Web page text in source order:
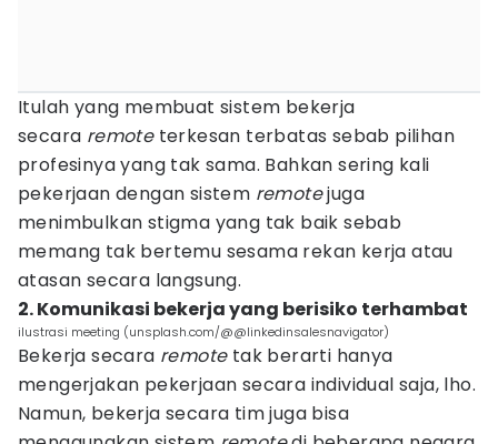
Itulah yang membuat sistem bekerja
secara remoteterkesan terbatas sebab pilihan
profesinya yang tak sama. Bahkan sering kali
pekerjaan dengan sistem remotejuga
menimbulkan stigma yang tak baik sebab
memang tak bertemu sesama rekan kerja atau
atasan secara langsung.
2. Komunikasi bekerja yang berisiko terhambat
ilustrasi meeting (unsplash.com/@@linkedinsalesnavigator)
Bekerja secara remote tak berarti hanya
mengerjakan pekerjaan secara individual saja, lho.
Namun, bekerja secara tim juga bisa